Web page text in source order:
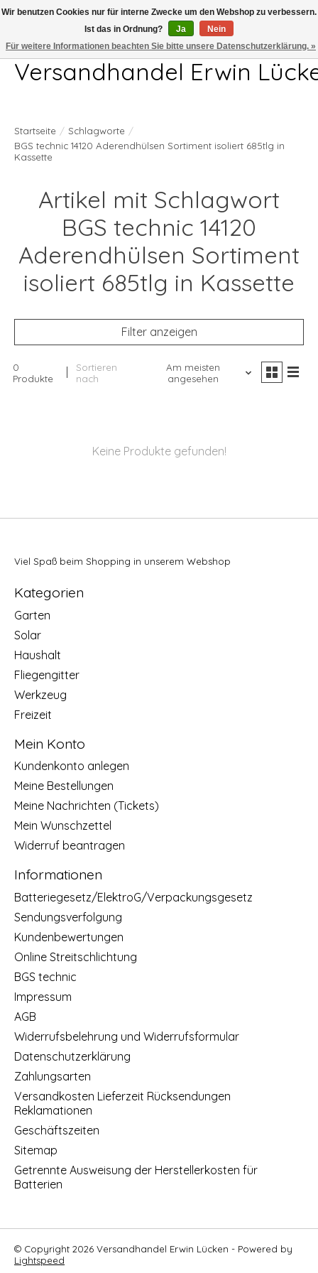
Telefon 04407 715872 MO-DO 7.00-17.00Uhr FR 7.00-13.00Uhr
Versandhandel Erwin
Startseite / Schlagworte /
BGS technic 14120 Aderendhülsen Sortiment isoliert 685tlg in
Kassette
Artikel mit Schlagwort
BGS technic 14120
Aderendhülsen Sortiment
isoliert 685tlg in Kassette
Filter anzeigen
0
Produkte
Sortieren
nach
Am meisten
angesehen
Keine Produkte gefunden!
Viel Spaß beim Shopping in unserem Webshop
Kategorien
Garten
Solar
Haushalt
Fliegengitter
Werkzeug
Freizeit
Mein Konto
Kundenkonto anlegen
Meine Bestellungen
Meine Nachrichten (Tickets)
Mein Wunschzettel
Widerruf beantragen
Informationen
Batteriegesetz/ElektroG/Verpackungsgesetz
Sendungsverfolgung
Kundenbewertungen
Online Streitschlichtung
BGS technic
Impressum
AGB
Widerrufsbelehrung und Widerrufsformular
Datenschutzerklärung
Zahlungsarten
Versandkosten Lieferzeit Rücksendungen
Reklamationen
Geschäftszeiten
Sitemap
Getrennte Ausweisung der Herstellerkosten für
Batterien
© Copyright 2026 Versandhandel Erwin Lücken - Powered by
Lightspeed
Wir benutzen Cookies nur für interne Zwecke um den Webshop zu verbessern.
Ist das in Ordnung?
Ja
Nein
Für weitere Informationen beachten Sie bitte unsere Datenschutzerklärung. »